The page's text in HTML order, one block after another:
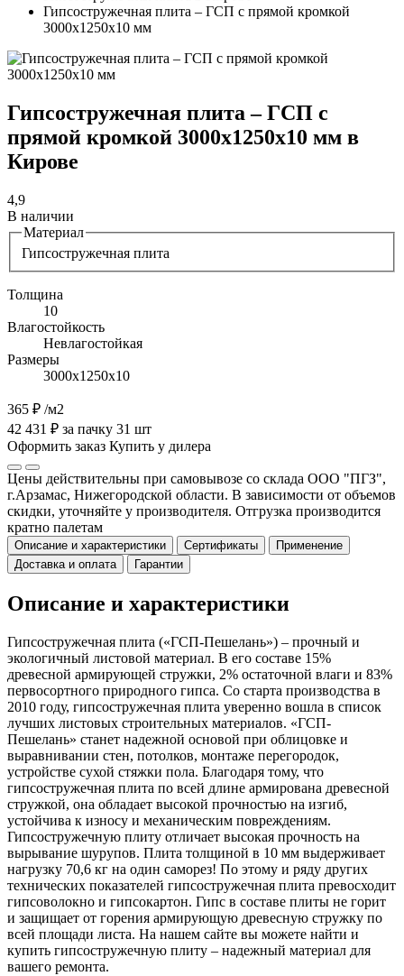
Гипсостружечная плита – ГСП с прямой кромкой
3000х1250х10 мм
Гипсостружечная плита – ГСП с
прямой кромкой 3000х1250х10 мм в
Кирове
4,9
В наличии
Материал
Гипсостружечная плита
Толщина
10
Влагостойкость
Невлагостойкая
Размеры
3000х1250х10
365 ₽ /м2
42 431 ₽ за пачку 31 шт
Оформить заказ Купить у дилера
Цены действительны при самовывозе со склада ООО "ПГЗ",
г.Арзамас, Нижегородской области. В зависимости от объемов
скидки, уточняйте у производителя. Отгрузка производится
кратно палетам
Описание и характеристики Сертификаты
Применение
Доставка и оплата
Гарантии
Описание и характеристики
Гипсостружечная плита («ГСП-Пешелань») – прочный и
экологичный листовой материал. В его составе 15%
древесной армирующей стружки, 2% остаточной влаги и 83%
первосортного природного гипса. Со старта производства в
2010 году, гипсостружечная плита уверенно вошла в список
лучших листовых строительных материалов. «ГСП-
Пешелань» станет надежной основой при облицовке и
выравнивании стен, потолков, монтаже перегородок,
устройстве сухой стяжки пола. Благодаря тому, что
гипсостружечная плита по всей длине армирована древесной
стружкой, она обладает высокой прочностью на изгиб,
устойчива к износу и механическим повреждениям.
Гипсостружечную плиту отличает высокая прочность на
вырывание шурупов. Плита толщиной в 10 мм выдерживает
нагрузку 70,6 кг на один саморез! По этому и ряду других
технических показателей гипсостружечная плита превосходит
гипсоволокно и гипсокартон. Гипс в составе плиты не горит
и защищает от горения армирующую древесную стружку по
всей площади листа. На нашем сайте вы можете найти и
купить гипсостружечную плиту – надежный материал для
вашего ремонта.